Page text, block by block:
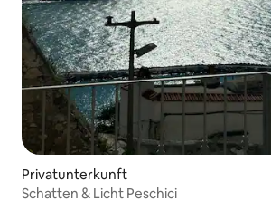
Privatunterkunft
Schatten & Licht Peschici